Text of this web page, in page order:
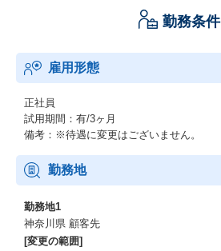
勤務条件
雇用形態
正社員
試用期間：有/3ヶ月
備考：※待遇に変更はございません。
勤務地
勤務地1
神奈川県 顧客先
[変更の範囲]